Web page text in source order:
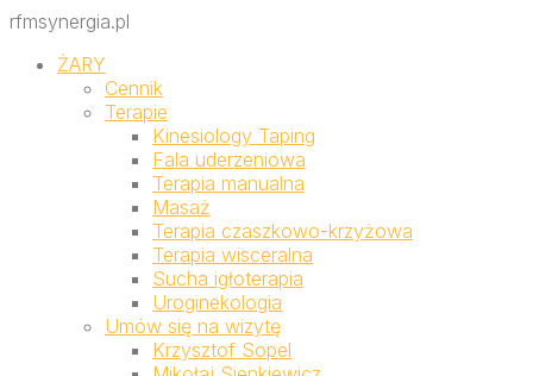
rfmsynergia.pl
ŻARY
Cennik
Terapie
Kinesiology Taping
Fala uderzeniowa
Terapia manualna
Masaż
Terapia czaszkowo-krzyżowa
Terapia wisceralna
Sucha igłoterapia
Uroginekologia
Umów się na wizytę
Krzysztof Sopel